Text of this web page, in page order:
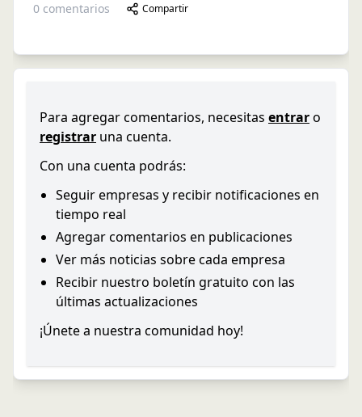
0 comentarios Compartir
Para agregar comentarios, necesitas entraro
registrar una cuenta.
Con una cuenta podrás:
Seguir empresas y recibir notificaciones en
tiempo real
Agregar comentarios en publicaciones
Ver más noticias sobre cada empresa
Recibir nuestro boletín gratuito con las
últimas actualizaciones
¡Únete a nuestra comunidad hoy!